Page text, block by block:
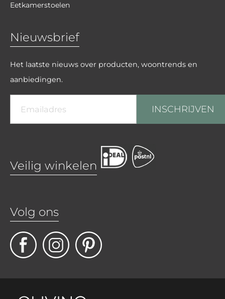
Eetkamerstoelen
Nieuwsbrief
Het laatste nieuws over producten, woontrends en
aanbiedingen.
INSCHRIJVEN
Veilig winkelen
Volg ons